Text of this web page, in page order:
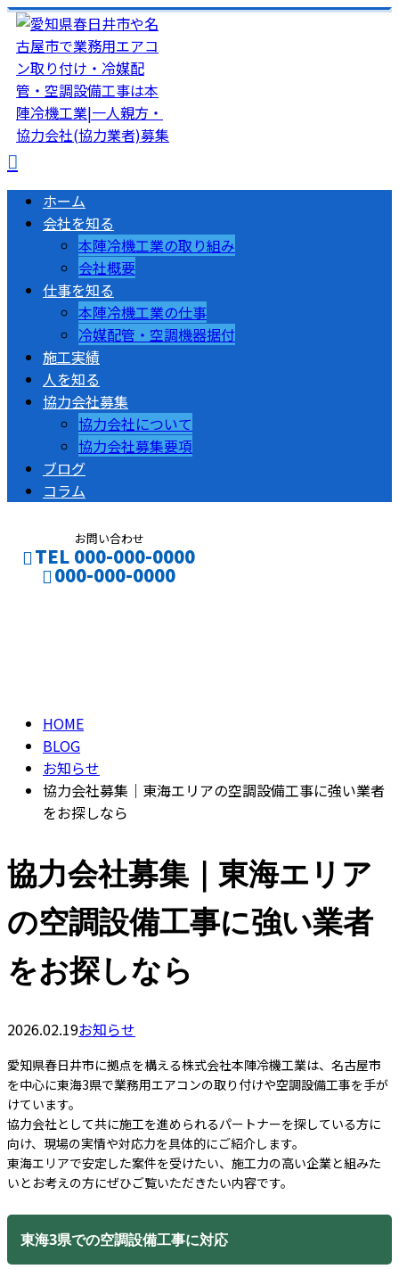
ホーム
会社を知る
本陣冷機工業の取り組み
会社概要
仕事を知る
本陣冷機工業の仕事
冷媒配管・空調機器据付
施工実績
人を知る
協力会社募集
協力会社について
協力会社募集要項
ブログ
コラム
お問い合わせ
TEL 000-000-0000
000-000-0000
HOME
BLOG
お知らせ
協力会社募集｜東海エリアの空調設備工事に強い業者
をお探しなら
協力会社募集｜東海エリア
の空調設備工事に強い業者
をお探しなら
2026.02.19お知らせ
愛知県春日井市に拠点を構える株式会社本陣冷機工業は、名古屋市
を中心に東海3県で業務用エアコンの取り付けや空調設備工事を手が
けています。
協力会社として共に施工を進められるパートナーを探している方に
向け、現場の実情や対応力を具体的にご紹介します。
東海エリアで安定した案件を受けたい、施工力の高い企業と組みた
いとお考えの方にぜひご覧いただきたい内容です。
東海3県での空調設備工事に対応